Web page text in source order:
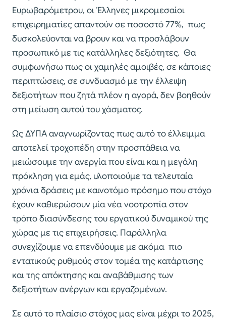
Ευρωβαρόμετρου, οι Έλληνες μικρομεσαίοι
επιχειρηματίες απαντούν σε ποσοστό 77%, πως
δυσκολεύονται να βρουν και να προσλάβουν
προσωπικό με τις κατάλληλες δεξιότητες. Θα
συμφωνήσω πως οι χαμηλές αμοιβές, σε κάποιες
περιπτώσεις, σε συνδυασμό με την έλλειψη
δεξιοτήτων που ζητά πλέον η αγορά, δεν βοηθούν
στη μείωση αυτού του χάσματος.
Ως ΔΥΠΑ αναγνωρίζοντας πως αυτό το έλλειμμα
αποτελεί τροχοπέδη στην προσπάθεια να
μειώσουμε την ανεργία που είναι και η μεγάλη
πρόκληση για εμάς, υλοποιούμε τα τελευταία
χρόνια δράσεις με καινοτόμο πρόσημο που στόχο
έχουν καθιερώσουν μία νέα νοοτροπία στον
τρόπο διασύνδεσης του εργατικού δυναμικού της
χώρας με τις επιχειρήσεις. Παράλληλα
συνεχίζουμε να επενδύουμε με ακόμα πιο
εντατικούς ρυθμούς στον τομέα της κατάρτισης
και της απόκτησης και αναβάθμισης των
δεξιοτήτων ανέργων και εργαζομένων.
Σε αυτό το πλαίσιο στόχος μας είναι μέχρι το 2025,